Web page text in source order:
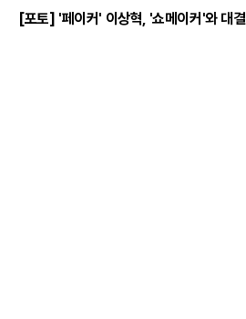
[포토] '페이커' 이상혁, '쇼메이커'와 대결